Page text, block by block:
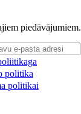
piedāvājumiem.
politika
politikai